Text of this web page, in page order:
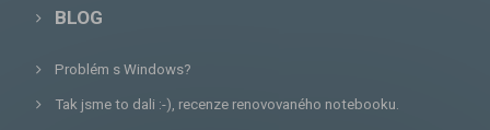
BLOG
Problém s Windows?
Tak jsme to dali :-), recenze renovovaného notebooku.